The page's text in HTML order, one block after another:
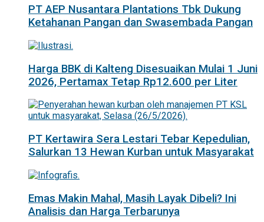
PT AEP Nusantara Plantations Tbk Dukung
Ketahanan Pangan dan Swasembada Pangan
Harga BBK di Kalteng Disesuaikan Mulai 1 Juni
2026, Pertamax Tetap Rp12.600 per Liter
PT Kertawira Sera Lestari Tebar Kepedulian,
Salurkan 13 Hewan Kurban untuk Masyarakat
Emas Makin Mahal, Masih Layak Dibeli? Ini
Analisis dan Harga Terbarunya